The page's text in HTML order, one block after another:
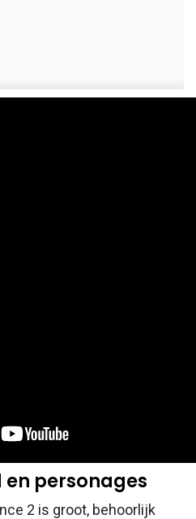
en personages
2 is groot, behoorlijk